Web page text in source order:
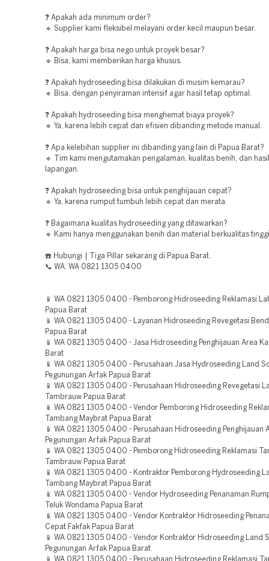
❓ Apakah ada minimum order?
🔹 Supplier kami fleksibel melayani order kecil maupun besar.
❓ Apakah harga bisa nego untuk proyek besar?
🔹 Bisa, kami memberikan harga khusus.
❓ Apakah hydroseeding bisa dilakukan di musim kemarau?
🔹 Bisa, dengan penyiraman intensif agar hasil tetap optimal.
❓ Apakah hydroseeding bisa menghemat biaya proyek?
🔹 Ya, karena lebih cepat dan efisien dibanding metode manual.
❓ Apa kelebihan supplier ini dibanding yang lain di Papua Barat?
🔹 Tim kami mengutamakan pengalaman, kualitas benih, dan
lapangan.
❓ Apakah hydroseeding bisa untuk penghijauan cepat?
🔹 Ya, karena rumput tumbuh lebih cepat dan merata.
❓ Bagaimana kualitas hydroseeding yang ditawarkan?
🔹 Kami hanya menggunakan benih dan material berkualitas
☎️ Hubungi | Tiga Pillar sekarang di Papua Barat.
📞 WA: WA 0821 1305 0400
📱 WA 0821 1305 0400 - Pemborong Hidroseeding Reklamasi
Papua Barat
📱 WA 0821 1305 0400 - Layanan Hidroseeding Revegetasi
Papua Barat
📱 WA 0821 1305 0400 - Jasa Hidroseeding Penghijauan Area
Barat
📱 WA 0821 1305 0400 - Perusahaan Jasa Hydroseeding Land
Pegunungan Arfak Papua Barat
📱 WA 0821 1305 0400 - Perusahaan Hidroseeding Revegetasi
Tambrauw Papua Barat
📱 WA 0821 1305 0400 - Vendor Pemborong Hidroseeding
Tambang Maybrat Papua Barat
📱 WA 0821 1305 0400 - Perusahaan Hidroseeding Penghijauan
Pegunungan Arfak Papua Barat
📱 WA 0821 1305 0400 - Pemborong Hidroseeding Reklamasi
Tambrauw Papua Barat
📱 WA 0821 1305 0400 - Kontraktor Pemborong Hydroseeding
Tambang Maybrat Papua Barat
📱 WA 0821 1305 0400 - Vendor Hydroseeding Penanaman
Teluk Wondama Papua Barat
📱 WA 0821 1305 0400 - Vendor Kontraktor Hidroseeding
Cepat Fakfak Papua Barat
📱 WA 0821 1305 0400 - Vendor Kontraktor Hidroseeding Land
Pegunungan Arfak Papua Barat
📱 WA 0821 1305 0400 - Perusahaan Hidroseeding Reklamasi